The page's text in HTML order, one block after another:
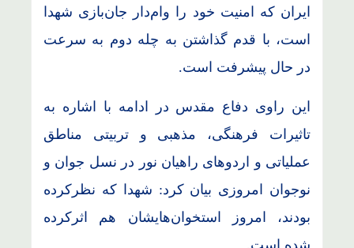
ایران که امنیت خود را وام‌دار جان‌بازی شهدا
است، با قدم گذاشتن به چله دوم به سرعت
در حال پیشرفت است.
این راوی دفاع مقدس در ادامه با اشاره به
تاثیرات فرهنگی، مذهبی و تربیتی مناطق
عملیاتی و اردوهای راهیان نور در نسل جوان و
نوجوان امروزی بیان کرد: شهدا که نظرکرده
بودند، امروز استخوان‌هایشان هم اثرکرده
شده است.